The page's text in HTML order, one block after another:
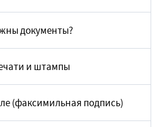
документы?
и штампы
(факсимильная подпись)